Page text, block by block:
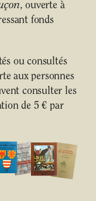
, ouverte à
fonds
ou consultés
aux personnes
consulter les
de 5 € par